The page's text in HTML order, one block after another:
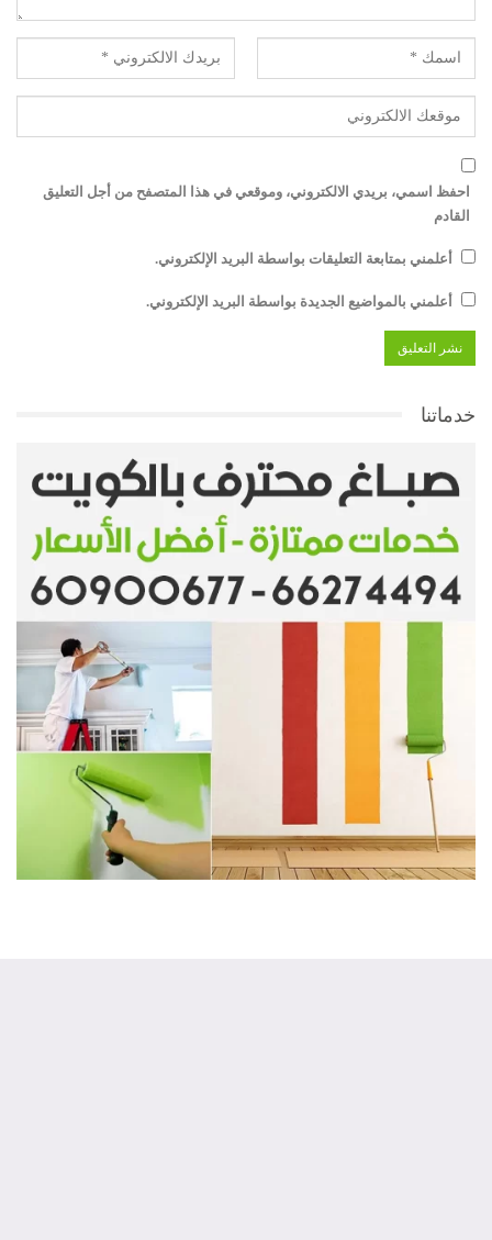
احفظ اسمي، بريدي الالكتروني، وموقعي في هذا المتصفح من أجل التعليق
القادم
أعلمني بمتابعة التعليقات بواسطة البريد الإلكتروني.
أعلمني بالمواضيع الجديدة بواسطة البريد الإلكتروني.
خدماتنا